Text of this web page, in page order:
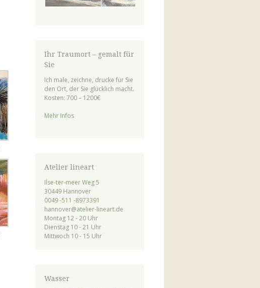
Ihr Traumort – gemalt für
Sie
Ich male, zeichne, drucke für Sie
den Ort, der Sie glücklich macht.
Kosten: 700 – 1200€
Mehr Infos
Atelier lineart
Ilse-ter-meer Weg 5
30449 Hannover
0049 -511 -8973391
hannover@atelier-lineart.de
Montag 12 - 20 Uhr
Dienstag 10 - 21 Uhr
Mittwoch 10 - 15 Uhr
Wasser